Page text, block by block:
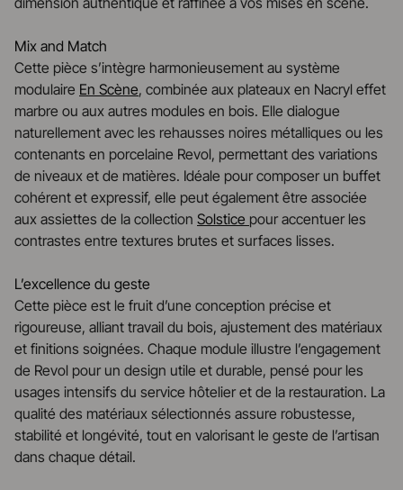
Mix and Match
Cette pièce s’intègre harmonieusement au système
modulaire En Scène, combinée aux plateaux en Nacryl effet
marbre ou aux autres modules en bois. Elle dialogue
naturellement avec les rehausses noires métalliques ou les
contenants en porcelaine Revol, permettant des variations
de niveaux et de matières. Idéale pour composer un buffet
cohérent et expressif, elle peut également être associée
aux assiettes de la collection Solstice pour accentuer les
contrastes entre textures brutes et surfaces lisses.
L’excellence du geste
Cette pièce est le fruit d’une conception précise et
rigoureuse, alliant travail du bois, ajustement des matériaux
et finitions soignées. Chaque module illustre l’engagement
de Revol pour un design utile et durable, pensé pour les
usages intensifs du service hôtelier et de la restauration. La
qualité des matériaux sélectionnés assure robustesse,
stabilité et longévité, tout en valorisant le geste de l’artisan
dans chaque détail.